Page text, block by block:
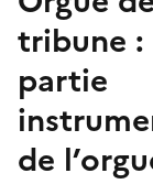
tribune :
partie
de